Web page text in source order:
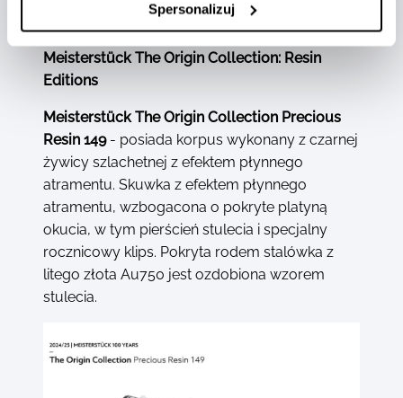
Spersonalizuj
odpowiednim kolorem.
Meisterstück The Origin Collection: Resin
Editions
Meisterstück The Origin Collection Precious
Resin 149- posiada korpus wykonany z czarnej
żywicy szlachetnej z efektem płynnego
atramentu. Skuwka z efektem płynnego
atramentu, wzbogacona o pokryte platyną
okucia, w tym pierścień stulecia i specjalny
rocznicowy klips. Pokryta rodem stalówka z
litego złota Au750 jest ozdobiona wzorem
stulecia.